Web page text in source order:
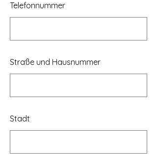
Telefonnummer
Straße und Hausnummer
Stadt